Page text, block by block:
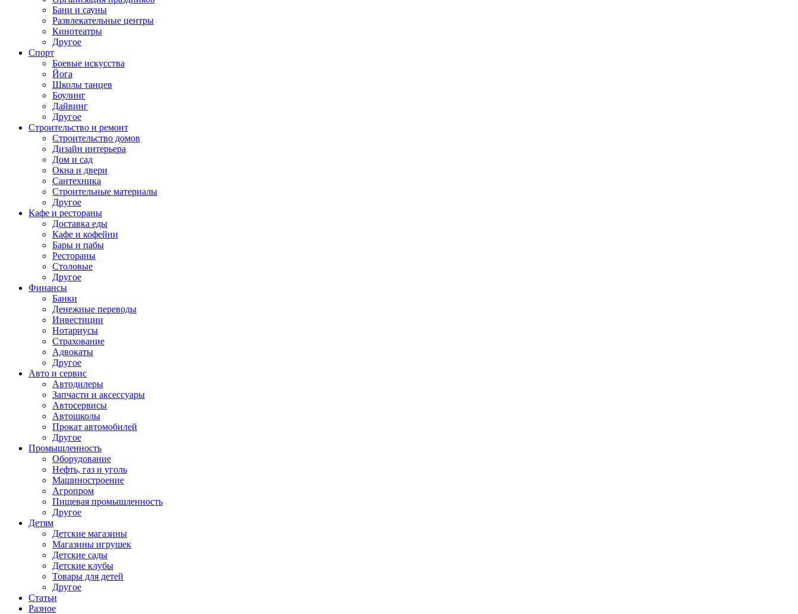
Бани и сауны
Развлекательные центры
Кинотеатры
Другое
Спорт
Боевые искусства
Йога
Школы танцев
Боулинг
Дайвинг
Другое
Строительство и ремонт
Строительство домов
Дизайн интерьера
Дом и сад
Окна и двери
Сантехника
Строительные материалы
Другое
Кафе и рестораны
Доставка еды
Кафе и кофейни
Бары и пабы
Рестораны
Столовые
Другое
Финансы
Банки
Денежные переводы
Инвестиции
Нотариусы
Страхование
Адвокаты
Другое
Авто и сервис
Автодилеры
Запчасти и аксессуары
Автосервисы
Автошколы
Прокат автомобилей
Другое
Промышленность
Оборудование
Нефть, газ и уголь
Машиностроение
Агропром
Пищевая промышленность
Другое
Детям
Детские магазины
Магазины игрушек
Детские сады
Детские клубы
Товары для детей
Другое
Статьи
Разное